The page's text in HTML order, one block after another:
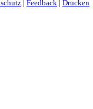
Feedback Drucken